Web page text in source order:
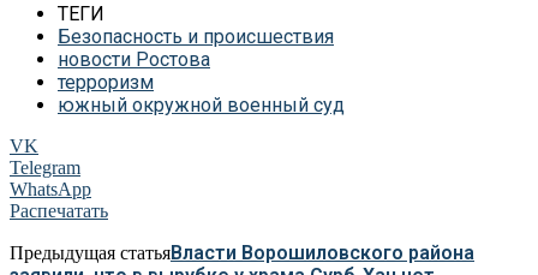
ТЕГИ
Безопасность и происшествия
новости Ростова
терроризм
южный окружной военный суд
VK
Telegram
WhatsApp
Распечатать
Предыдущая статьяВласти Ворошиловского района